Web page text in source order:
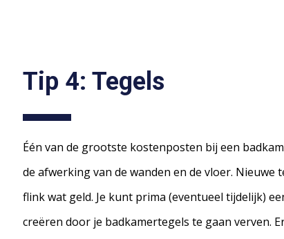
Tip 4: Tegels
Één van de grootste kostenposten bij een
de afwerking van de wanden en de vloer. Nieuwe
flink wat geld. Je kunt prima (eventueel tijdelijk)
creëren door je badkamertegels te gaan verven.